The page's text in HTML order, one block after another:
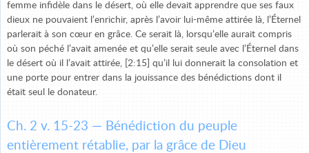
femme infidèle dans le désert, où elle devait apprendre que ses faux
dieux ne pouvaient l’enrichir, après l’avoir lui-même attirée là, l’Éternel
parlerait à son cœur en grâce. Ce serait là, lorsqu’elle aurait compris
où son péché l’avait amenée et qu’elle serait seule avec l’Éternel dans
le désert où il l’avait attirée, [2:15] qu’il lui donnerait la consolation et
une porte pour entrer dans la jouissance des bénédictions dont il
était seul le donateur.
Ch. 2 v. 15-23 — Bénédiction du peuple
entièrement rétablie, par la grâce de Dieu